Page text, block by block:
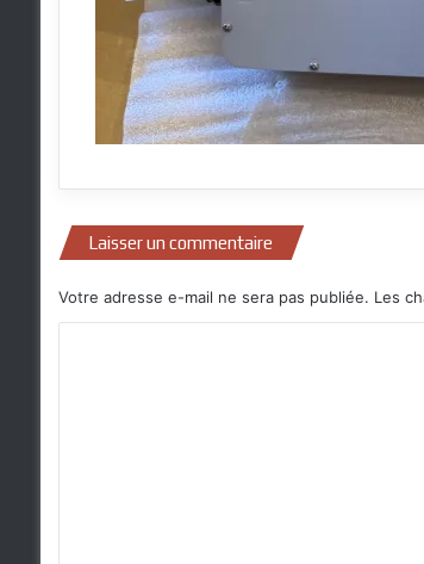
Laisser un commentaire
Votre adresse e-mail ne sera pas publiée. Les